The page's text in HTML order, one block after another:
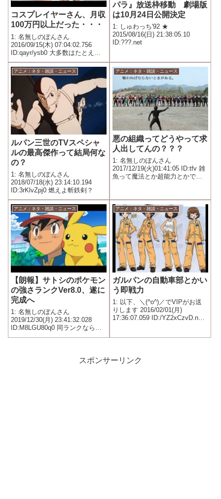
コスプレイヤーさん、月収
100万円以上だった・・・
1: 名無しのぽんさん
2016/09/15(木) 07:04:02.756
ID:qayr/ysb0 大多数はたとえ
ROM売ってても衣装代とか赤字
も赤字だろうけどね
パラ』放送枠移動 劇場版
は10月24日公開決定
1: しゅわっち'92 ★
2015/08/16(日) 21:38:05.10
ID:???.net
アニメ：ネタ・雑談・ニュース
ルパン三世のTVスペシャ
ルの最高傑作って結局何な
の？
1: 名無しのぽんさん
2018/07/18(水) 23:14:10.194
ID:3rKlvZpj0 燃えよ斬鉄剣？
アニメ：ネタ・雑談・ニュース
悪の組織ってどうやって求
人出してんの？？？
1: 名無しのぽんさん
2017/12/19(火)01:41:05 ID:tfv 雑
魚って魔法とか超能力とかで洗
アニメ：ネタ・雑談・ニュース
【朗報】サトシのポケモン
の強さランクVer8.0、遂に
完成へ
1: 名無しのぽんさん
2019/12/30(月) 23:41:32.028
ID:M8LGU80q0 同ランクなら左
の方が強い S ピカチュウ A
ン B ワルビアル フカマ
アニメ：ネタ・雑談・ニュース
ガルパンの自動車部とかい
う即戦力
1: 以下、＼(^o^)／でVIPがお送
りします 2016/02/01(月)
17:36:07.059 ID:/YZ2xCzvD.net
スポンサーリンク